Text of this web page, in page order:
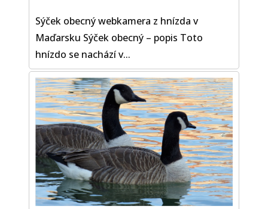
Sýček obecný webkamera z hnízda v
Maďarsku Sýček obecný – popis Toto
hnízdo se nachází v...